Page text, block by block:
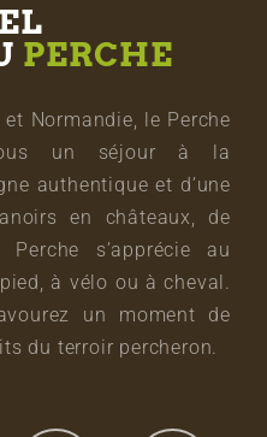
PERCHE
Normandie, le Perche
un séjour à la
authentique et d’une
en châteaux, de
s’apprécie au
à vélo ou à cheval.
un moment de
du terroir percheron.